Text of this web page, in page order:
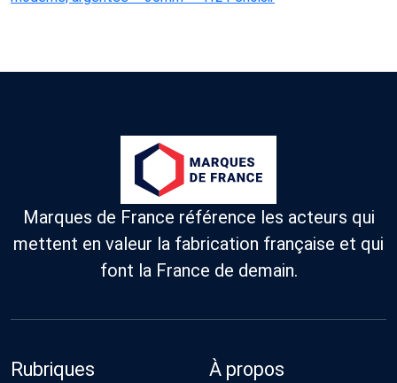
Marques de France référence les acteurs qui
mettent en valeur la fabrication française et qui
font la France de demain.
Rubriques À propos